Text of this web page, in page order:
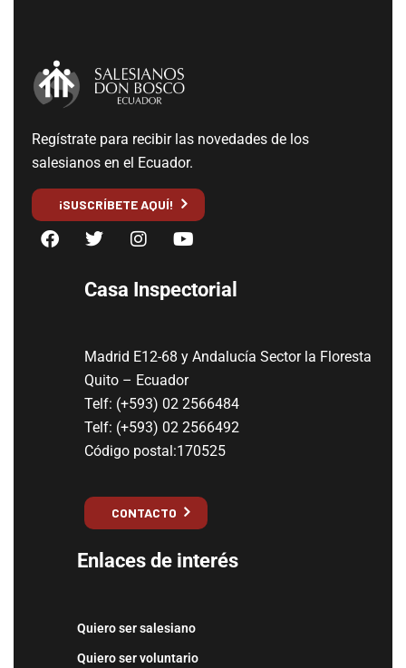
Regístrate para recibir las novedades de los
salesianos en el Ecuador.
¡SUSCRÍBETE AQUÍ!
Casa Inspectorial
Madrid E12-68 y Andalucía Sector la Floresta
Quito – Ecuador
Telf: (+593) 02 2566484
Telf: (+593) 02 2566492
Código postal:170525
CONTACTO
Enlaces de interés
Quiero ser salesiano
Quiero ser voluntario